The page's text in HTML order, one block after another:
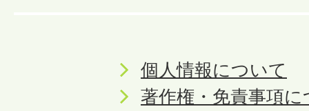
個人情報について
著作権・免責事項